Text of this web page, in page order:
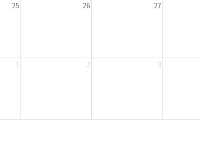
25 26 27
1 2 3